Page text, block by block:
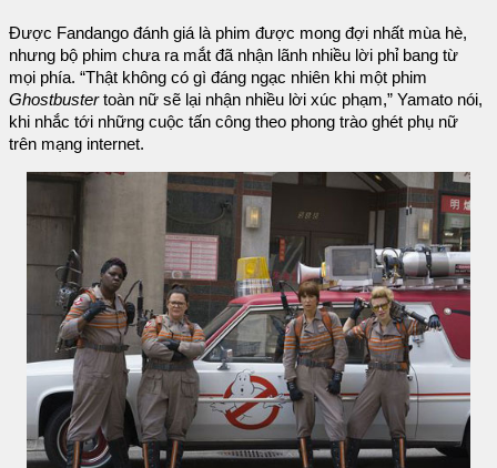
Được Fandango đánh giá là phim được mong đợi nhất mùa hè,
nhưng bộ phim chưa ra mắt đã nhận lãnh nhiều lời phỉ bang từ
mọi phía. “Thật không có gì đáng ngạc nhiên khi một phim
Ghostbustertoàn nữ sẽ lại nhận nhiều lời xúc phạm,” Yamato nói,
khi nhắc tới những cuộc tấn công theo phong trào ghét phụ nữ
trên mạng internet.